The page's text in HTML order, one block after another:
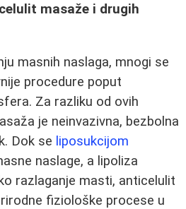
masaže i drugih
masnih naslaga, mnogi se
procedure poput
Za razliku od ovih
je neinvazivna, bezbolna
Dok se liposukcijom
naslage, a lipoliza
razlaganje masti, anticelulit
fiziološke procese u